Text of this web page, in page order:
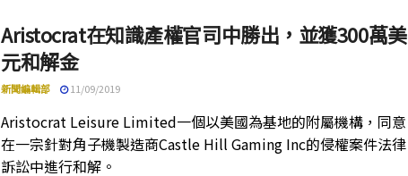
Aristocrat在知識產權官司中勝出，並獲300萬美
元和解金
新聞編輯部 11/09/2019
Aristocrat Leisure Limited一個以美國為基地的附屬機構，同意
在一宗針對角子機製造商Castle Hill Gaming Inc的侵權案件法律
訴訟中進行和解。